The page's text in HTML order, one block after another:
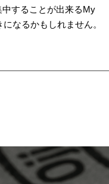
することが出来るMy
なるかもしれません。